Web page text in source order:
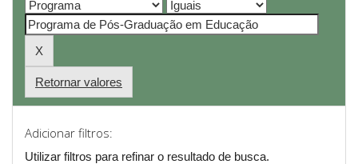
Retornar valores
Adicionar filtros:
Utilizar filtros para refinar o resultado de busca.